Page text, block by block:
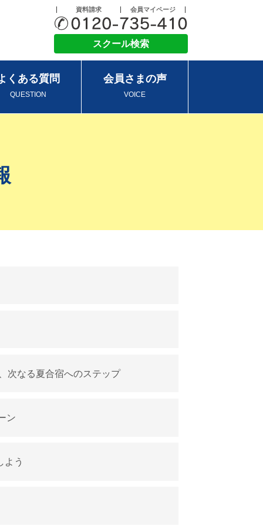
資料請求 会員マイページ
スクール検索
くある質問
QUESTION
会員さまの声
VOICE
次なる夏合宿へのステップ
ン
よう